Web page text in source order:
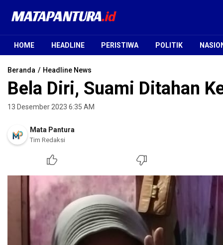
Mata Pantura
Jendela Informasi Terpercaya
HOME HEADLINE PERISTIWA POLITIK
Beranda Headline News
Bela Diri, Suami Ditahan
13 Desember 2023 6:35 AM
Mata Pantura
Tim Redaksi